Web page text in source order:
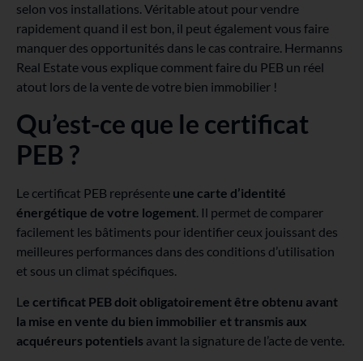
selon vos installations. Véritable atout pour vendre
rapidement quand il est bon, il peut également vous faire
manquer des opportunités dans le cas contraire. Hermanns
Real Estate vous explique comment faire du PEB un réel
atout lors de la vente de votre bien immobilier !
Qu’est-ce que le certificat
PEB ?
Le certificat PEB représente une carte d’identité
énergétique de votre logement . Il permet de comparer
facilement les bâtiments pour identifier ceux jouissant des
meilleures performances dans des conditions d’utilisation
et sous un climat spécifiques.
L e certificat PEB doit obligatoirement être obtenu avant
la mise en vente du bien immobilier et transmis aux
acquéreurs potentiels avant la signature de l’acte de vente.